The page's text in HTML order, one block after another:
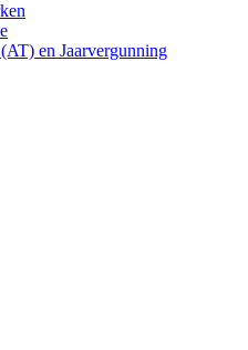
en Jaarvergunning